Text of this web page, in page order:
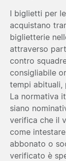
I biglietti per
acquistano
biglietterie
attraverso
contro
consigliabile
tempi abituali,
La normativa
siano
verifica che il
come
abbonato o
verificato è